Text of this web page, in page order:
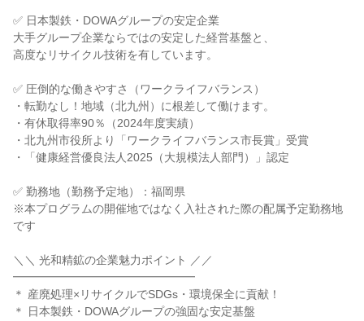
✅ 日本製鉄・DOWAグループの安定企業
大手グループ企業ならではの安定した経営基盤と、
高度なリサイクル技術を有しています。
✅ 圧倒的な働きやすさ（ワークライフバランス）
・転勤なし！地域（北九州）に根差して働けます。
・有休取得率90％（2024年度実績）
・北九州市役所より「ワークライフバランス市長賞」受賞
・「健康経営優良法人2025（大規模法人部門）」認定
✅ 勤務地（勤務予定地）：福岡県
※本プログラムの開催地ではなく入社された際の配属予定勤務地
です
＼＼ 光和精鉱の企業魅力ポイント ／／
━━━━━━━━━━━━━━━━
＊ 産廃処理×リサイクルでSDGs・環境保全に貢献！
＊ 日本製鉄・DOWAグループの強固な安定基盤